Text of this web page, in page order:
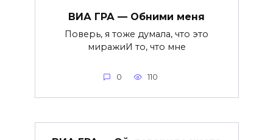
ВИА ГРА — Обними меня
Поверь, я тоже думала, что это
миражиИ то, что мне
0 110